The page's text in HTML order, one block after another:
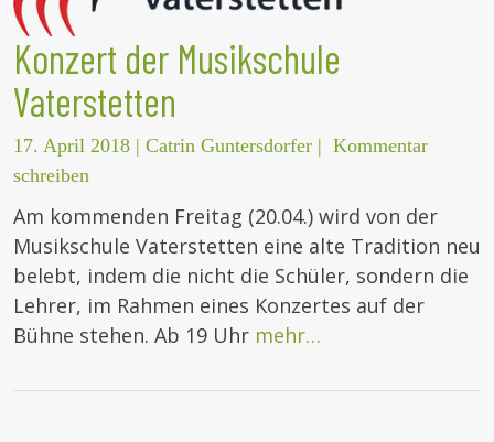
Konzert der Musikschule
Vaterstetten
17. April 2018 | Catrin Guntersdorfer | Kommentar
schreiben
Am kommenden Freitag (20.04.) wird von der
Musikschule Vaterstetten eine alte Tradition neu
belebt, indem die nicht die Schüler, sondern die
Lehrer, im Rahmen eines Konzertes auf der
Bühne stehen. Ab 19 Uhr mehr…